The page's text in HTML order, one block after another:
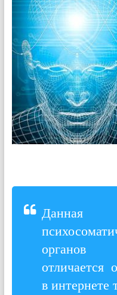
Данная
органов
отличается
в интернете